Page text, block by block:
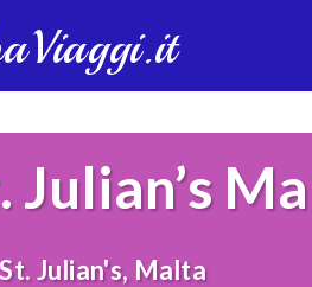
Julian’s
Julian's, Malta